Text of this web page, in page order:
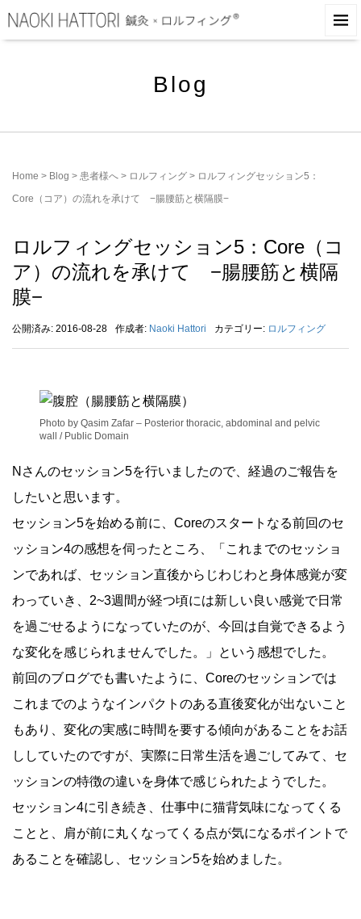
Blog
Home > Blog > 患者様へ > ロルフィング > ロルフィングセッション5：
Core（コア）の流れを承けて −腸腰筋と横隔膜−
ロルフィングセッション5：Core（コ
ア）の流れを承けて −腸腰筋と横隔
膜−
公開済み: 2016-08-28 作成者: Naoki Hattori カテゴリー: ロルフィング
Photo by Qasim Zafar – Posterior thoracic, abdominal and pelvic
wall / Public Domain
Nさんのセッション5を行いましたので、経過のご報告を
したいと思います。
セッション5を始める前に、Coreのスタートなる前回のセ
ッション4の感想を伺ったところ、「これまでのセッショ
ンであれば、セッション直後からじわじわと身体感覚が変
わっていき、2~3週間が経つ頃には新しい良い感覚で日常
を過ごせるようになっていたのが、今回は自覚できるよう
な変化を感じられませんでした。」という感想でした。
前回のブログでも書いたように、Coreのセッションでは
これまでのようなインパクトのある直後変化が出ないこと
もあり、変化の実感に時間を要する傾向があることをお話
ししていたのですが、実際に日常生活を過ごしてみて、セ
ッションの特徴の違いを身体で感じられたようでした。
セッション4に引き続き、仕事中に猫背気味になってくる
ことと、肩が前に丸くなってくる点が気になるポイントで
あることを確認し、セッション5を始めました。